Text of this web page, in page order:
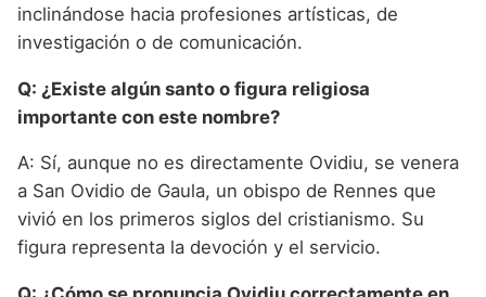
inclinándose hacia profesiones artísticas, de
investigación o de comunicación.
Q: ¿Existe algún santo o figura religiosa
importante con este nombre?
A: Sí, aunque no es directamente Ovidiu, se venera
a San Ovidio de Gaula, un obispo de Rennes que
vivió en los primeros siglos del cristianismo. Su
figura representa la devoción y el servicio.